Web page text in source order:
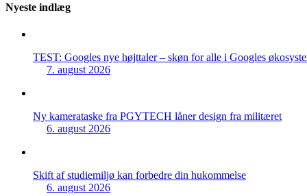
Nyeste indlæg
TEST: Googles nye højttaler – skøn for alle i Googles
7. august 2026
Ny kamerataske fra PGYTECH låner design fra militæret
6. august 2026
Skift af studiemiljø kan forbedre din hukommelse
6. august 2026